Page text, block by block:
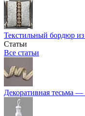
Текстильный бордюр
Статьи
Все статьи
Декоративная тесьма